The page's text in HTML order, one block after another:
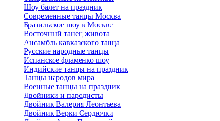
Шоу балет на праздник
Современные танцы Москва
Бразильское шоу в Москве
Восточный танец живота
Ансамбль кавказского танца
Русские народные танцы
Испанское фламенко шоу
Индийские танцы на праздник
Танцы народов мира
Военные танцы на праздник
Двойники и пародисты
Двойник Валерия Леонтьева
Двойник Верки Сердючки